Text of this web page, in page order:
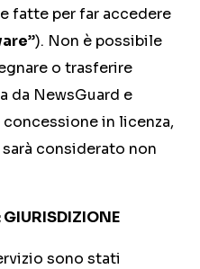
fatte per far accedere
”). Non è possibile
o trasferire
da NewsGuard e
in licenza,
considerato non
GIURISDIZIONE
sono stati